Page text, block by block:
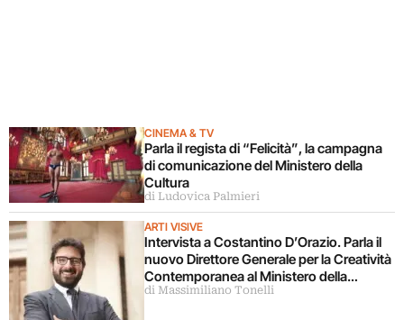
CINEMA & TV
Parla il regista di “Felicità”, la campagna
di comunicazione del Ministero della
Cultura
di Ludovica Palmieri
ARTI VISIVE
Intervista a Costantino D’Orazio. Parla il
nuovo Direttore Generale per la Creatività
Contemporanea al Ministero della
Cultura
di Massimiliano Tonelli